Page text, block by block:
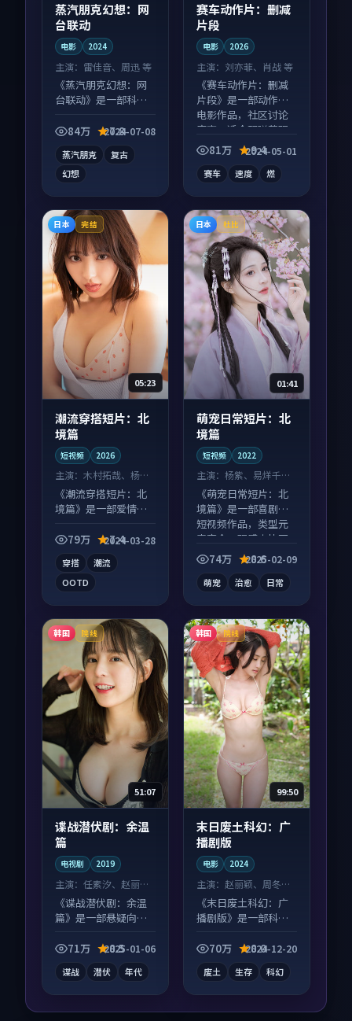
蒸汽朋克幻想：网
台联动
电影 2024
主演： 雷佳音、周迅 等
《蒸汽朋克幻想：网
台联动》是一部科幻
论度高，适合配弹幕
84万 7.8
2024-07-08
蒸汽朋克
复古
幻想
赛车动作片：删减
片段
电影 2026
主演： 刘亦菲、肖战 等
《赛车动作片：删减
片段》是一部动作向
电影作品，社区讨论
度高，适合配弹幕观
看。81万 9.4
2024-05-01
赛车 速度 燃
日本 完结
05:23
潮流穿搭短片：北
境篇
短视频 2026
主演： 木村拓哉、杨幂
等
《潮流穿搭短片：北
境篇》是一部爱情向
凑信息量大，适合沉
79万 7.4
2024-03-28
穿搭
潮流
OOTD
日本 杜比
01:41
萌宠日常短片：北
境篇
短视频 2022
主演：杨紫、易烊千玺
等
《萌宠日常短片：北
境篇》是一部喜剧向
短视频作品，类型元
素齐全，观感爽快不
拖沓。
74万 8.6
2025-02-09
萌宠 治愈 日常
韩国 院线
51:07
谍战潜伏剧：余温
篇
电视剧 2019
主演： 任素汐、赵丽颖
等
《谍战潜伏剧：余温
篇》是一部悬疑向电
发酵，适合周末一口
71万 8.5
2025-01-06
谍战 潜伏 年代
韩国 院线
99:50
末日废土科幻：广
播剧版
电影 2024
主演：赵丽颖、周冬雨
等
《末日废土科幻：广
播剧版》是一部科幻
感在线，配乐与镜头
70万 8.0
2024-12-20
废土 生存 科幻